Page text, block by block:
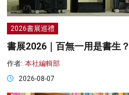
2026書展巡禮
書展2026｜百無一用是書生？
作者: 本社編輯部
2026-08-07